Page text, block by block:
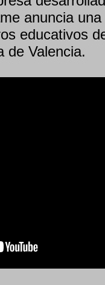
anuncia
educativos
de Valencia.